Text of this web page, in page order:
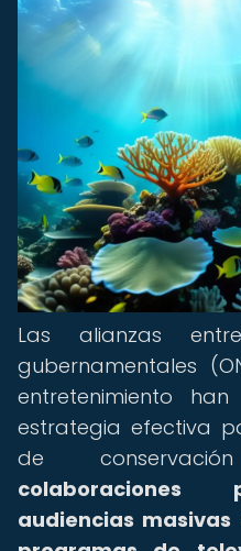
Las alianzas
gubernamentales
entretenimiento
estrategia efectiva
de
colaboraciones
audiencias